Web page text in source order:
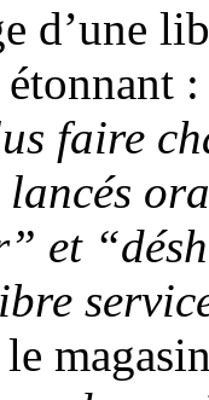
d’une
étonnant
faire
et